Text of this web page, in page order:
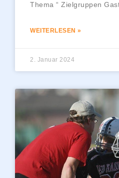
Thema “ Zielgruppen
WEITERLESEN »
2. Januar 2024